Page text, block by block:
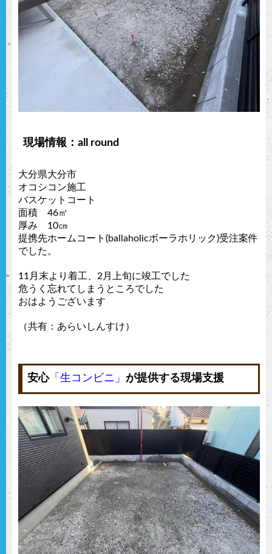
現場情報：all round
大分県大分市
オコシコン施工
バスケットコート
面積 46㎡
厚み 10㎝
提携先ホームコート(ballaholicボーラホリック)受注案件
でした。
11月末より着工、2月上旬に竣工でした
危うく忘れてしまうところでした
おはようございます
（共有：あらいしんすけ）
安心「生コンビニ」 が提供する現場支援